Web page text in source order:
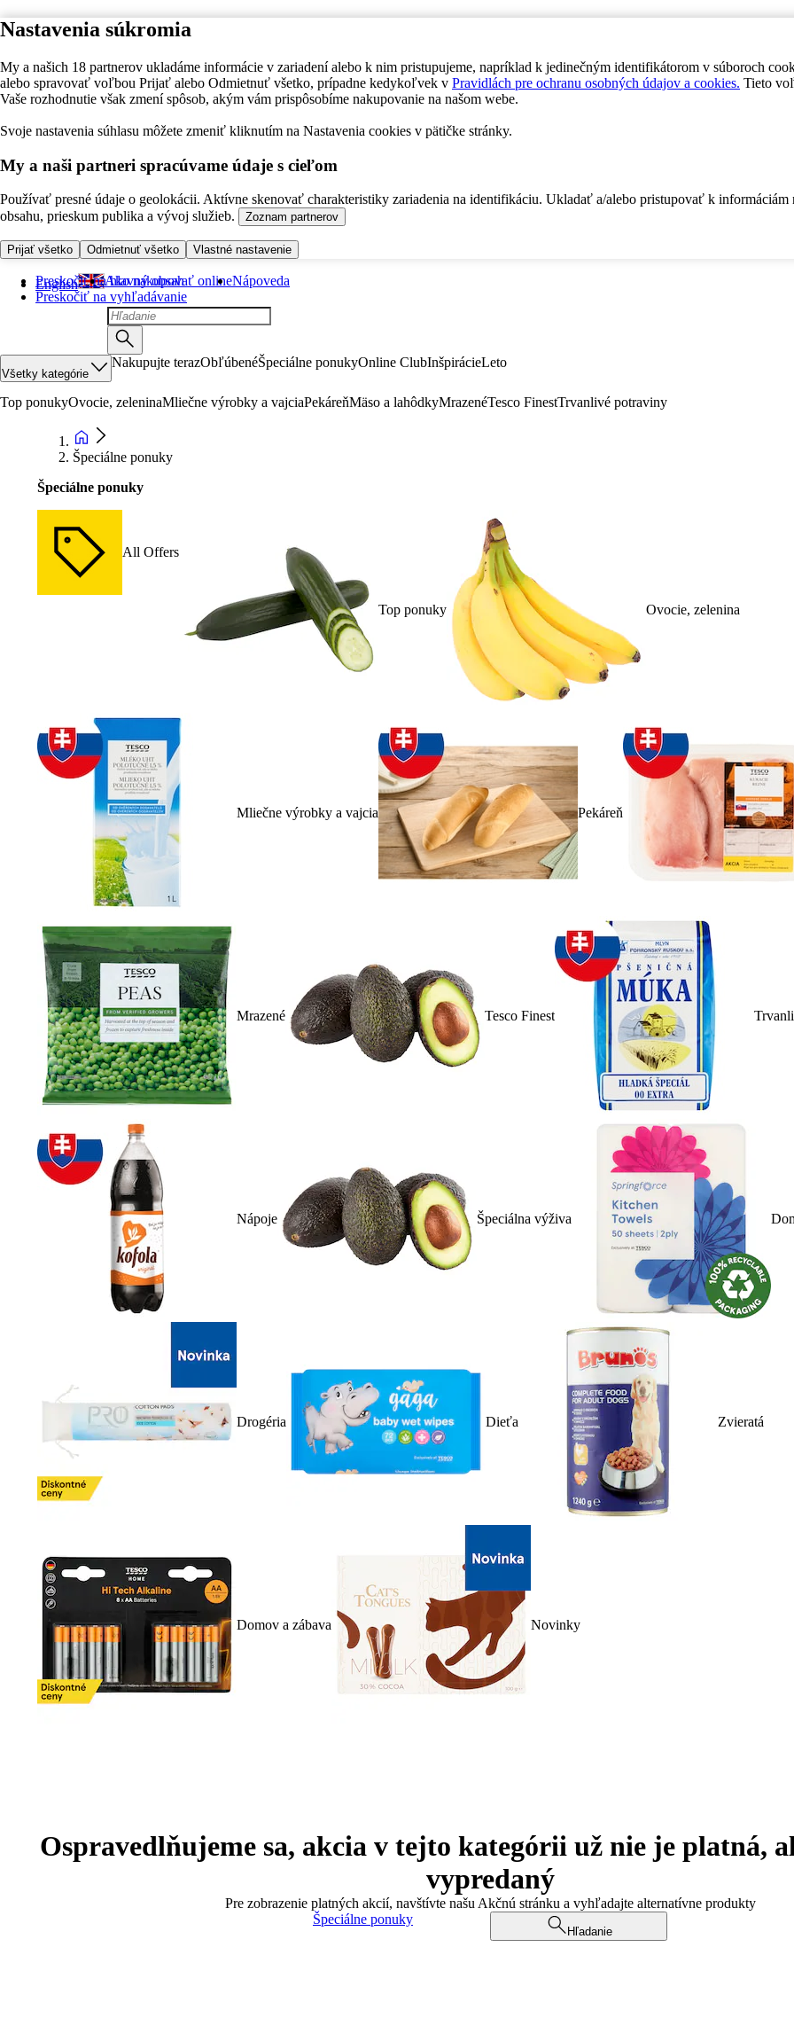
Nastavenia súkromia
My a našich 18 partnerov ukladáme informácie v zariadení alebo k nim pristupujeme, napríklad k jedinečným identifikátorom v súboroch
alebo spravovať voľbou Prijať alebo Odmietnuť všetko, prípadne kedykoľvek v Pravidlách pre ochranu osobných údajov a cookies. Tieto
Vaše rozhodnutie však zmení spôsob, akým vám prispôsobíme nakupovanie na našom webe.
Svoje nastavenia súhlasu môžete zmeniť kliknutím na Nastavenia cookies v pätičke stránky.
My a naši partneri spracúvame údaje s cieľom
Používať presné údaje o geolokácii. Aktívne skenovať charakteristiky zariadenia na identifikáciu. Ukladať a/alebo pristupovať k informáciám
obsahu, prieskum publika a vývoj služieb.
Zoznam partnerov
Prijať všetko Odmietnuť všetko Vlastné nastavenie
Preskočiť na hlavný obsah
Preskočiť na vyhľadávanie
English Ako nakupovať onlineNápoveda
Všetky kategórie
Nakupujte terazObľúbenéŠpeciálne ponukyOnline ClubInšpirácieLeto
Top ponukyOvocie, zeleninaMliečne výrobky a vajciaPekáreňMäso a lahôdkyMrazenéTesco FinestTrvanlivé potraviny
Špeciálne ponuky
Špeciálne ponuky
All Offers
Top ponuky Ovocie, zelenina
Mliečne výrobky a vajcia Pekáreň
Mrazené Tesco Finest
Nápoje Špeciálna výživa
Drogéria Dieťa Zvieratá
Domov a zábava Novinky
Ospravedlňujeme sa, akcia v tejto kategórii už nie je platná,
vypredaný
Pre zobrazenie platných akcií, navštívte našu Akčnú stránku a vyhľadajte alternatívne produkty
Špeciálne ponuky
Hľadanie